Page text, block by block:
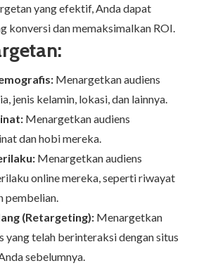
yang efektif, Anda dapat
konversi dan memaksimalkan ROI.
Menargetkan audiens
jenis kelamin, lokasi, dan lainnya.
Menargetkan audiens
dan hobi mereka.
Menargetkan audiens
online mereka, seperti riwayat
pembelian.
(Retargeting): Menargetkan
yang telah berinteraksi dengan situs
sebelumnya.